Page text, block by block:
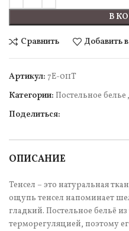
В
Сравнить Добавить
Артикул: 7Е-011Т
Категории: Постельное белье ,
Поделиться:
ОПИСАНИЕ
Тенсел – это натуральная
ощупь тенсел напоминает
гладкий. Постельное бельё
терморегуляцией, поэтому